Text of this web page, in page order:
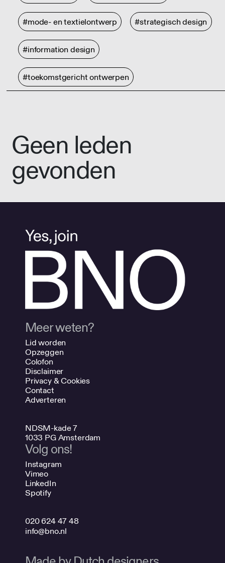
#mode- en textielontwerp #strategisch design
#information design
#toekomstgericht ontwerpen
Geen leden
gevonden
Meer weten?
Lid worden
Opzeggen
Colofon
Disclaimer
Privacy & Cookies
Contact
Adverteren
NDSM-kade 7
1033 PG Amsterdam
Volg ons!
Instagram
Vimeo
LinkedIn
Spotify
020 624 47 48
info@bno.nl